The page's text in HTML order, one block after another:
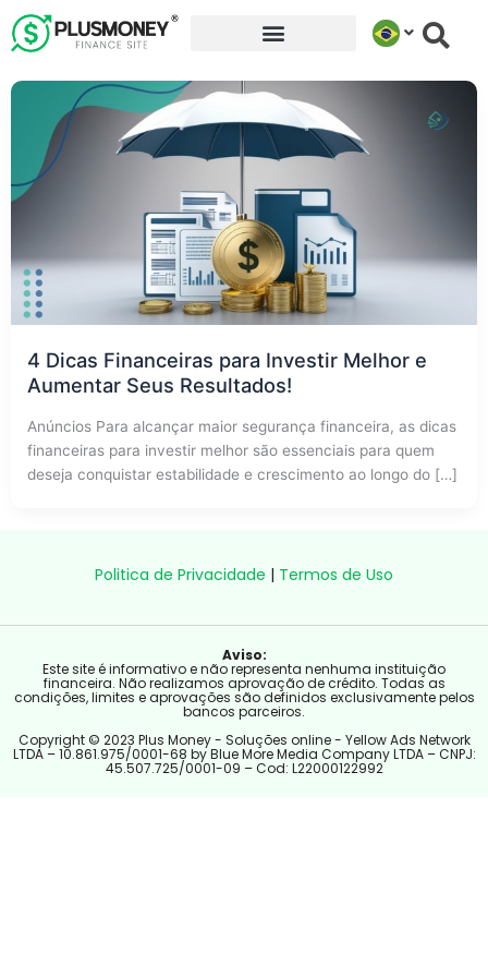
para
conteúdo
4 Dicas Financeiras para Investir Melhor e
Aumentar Seus Resultados!
Anúncios Para alcançar maior segurança financeira, as dicas
financeiras para investir melhor são essenciais para quem
deseja conquistar estabilidade e crescimento ao longo do […]
Politica de Privacidade | Termos de Uso
Aviso:
Este site é informativo e não representa nenhuma instituição
financeira. Não realizamos aprovação de crédito. Todas as
condições, limites e aprovações são definidos exclusivamente pelos
bancos parceiros.
Copyright © 2023 Plus Money - Soluções online - Yellow Ads Network
LTDA – 10.861.975/0001-68 by Blue More Media Company LTDA – CNPJ:
45.507.725/0001-09 – Cod: L22000122992